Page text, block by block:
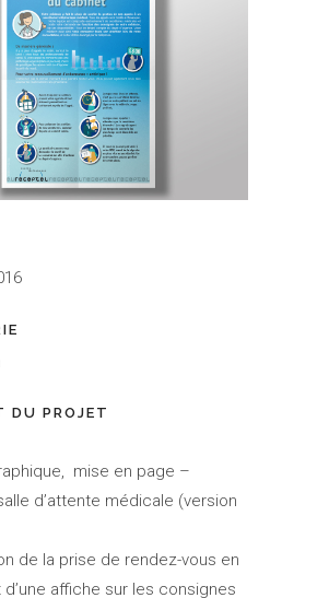
DU PROJET
mise en page –
d’attente médicale (version
de la prise de rendez-vous en
d’une affiche sur les consignes